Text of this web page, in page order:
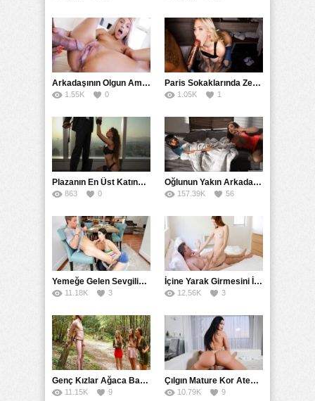
Arkadaşının Olgun Amcasına Siktirip İçine Boşalmasını İstedi
1.55K 0
Paris Sokaklarında Zenci Yarağını Gırtlağına Kadar İndirdi
1.05K 1
Plazanın En Üst Katında Üst Seviye Köle Fantezisi Sikişi
863 0
Oğlunun Yakın Arkadaşına Yorgan Altından Sulanan Milf
157.39K 56
Yemeğe Gelen Sevgilisinin Arkadaşına Yarak Yedirdi
11.18K 3
İçine Yarak Girmesini İsteyince Kuzeninin Penisini Kullandı
12.56K 3
Genç Kızlar Ağaca Bağlayarak Tecavüz Etmek İstediler
11.15K 9
Çılgın Mature Kor Ateşiyle Misafirini Yakıp Eritti
10.79K 9